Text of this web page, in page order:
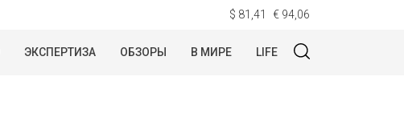
$ 81,41 € 94,06
ЭКСПЕРТИЗА ОБЗОРЫ В МИРЕ LIFE